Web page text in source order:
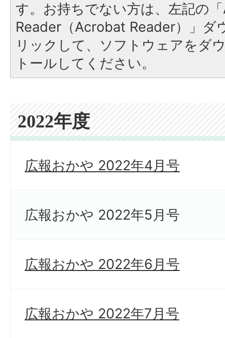
す。お持ちでない方は、左記の
Reader（Acrobat Reader）」ダ
リックして、ソフトウェアをダ
トールしてください。
2022年度
広報おかや 2022年4月号
広報おかや 2022年5月号
広報おかや 2022年6月号
広報おかや 2022年7月号